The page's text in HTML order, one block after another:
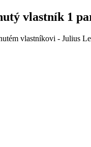
vlastník 1
vlastníkovi - Julius